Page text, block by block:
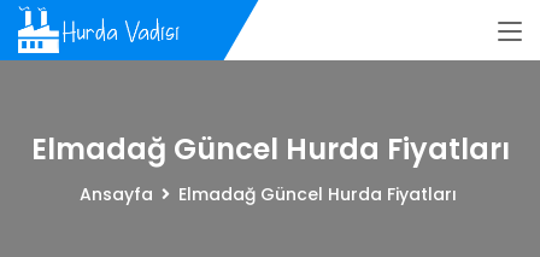
Elmadağ Güncel Hurda Fiyatları
Ansayfa Elmadağ Güncel Hurda Fiyatları